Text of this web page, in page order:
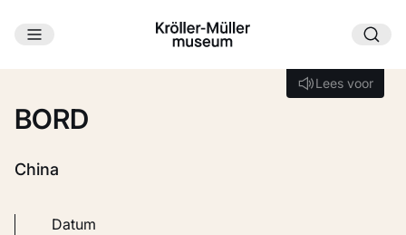
Ga naar hoofdinhoud
Lees voor
Lees voor
BORD
China
Datum